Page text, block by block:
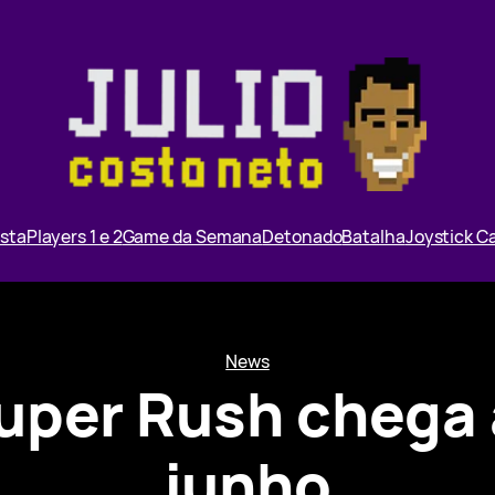
Players 1 e 2Game da SemanaDetonadoBatalhaJoystick
News
Rush